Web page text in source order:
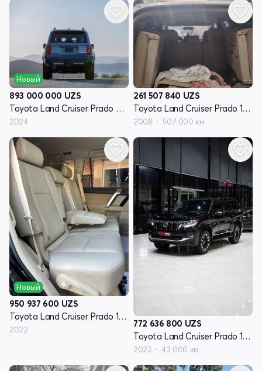
Новый
893 000 000 UZS
Toyota Land Cruiser Prado 250 Series
2024
261 507 840 UZS
Toyota Land Cruiser Prado 120 Series рестайлинг
2008 507 000 км
Новый
950 937 600 UZS
Toyota Land Cruiser Prado 150 Series рестайлинг 3
2022
772 636 800 UZS
Toyota Land Cruiser Prado 150 Series рестайлинг 3
2023 43 000 км